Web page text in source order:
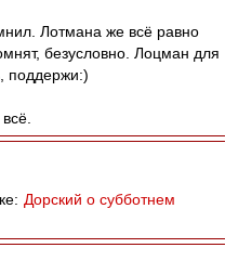
Лотмана же всё равно
безусловно. Лоцман для
поддержи:)
Дорский о субботнем